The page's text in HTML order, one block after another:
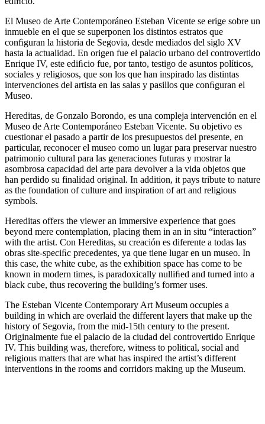
El Museo de Arte Contemporáneo Esteban Vicente se erige sobre un
inmueble en el que se superponen los distintos estratos que
conﬁguran la historia de Segovia, desde mediados del siglo XV
hasta la actualidad. En origen fue el palacio urbano del controvertido
Enrique IV, este ediﬁcio fue, por tanto, testigo de asuntos políticos,
sociales y religiosos, que son los que han inspirado las distintas
intervenciones del artista en las salas y pasillos que conﬁguran el
Museo.
Hereditas, de Gonzalo Borondo, es una compleja intervención en el
Museo de Arte Contemporáneo Esteban Vicente. Su objetivo es
cuestionar el pasado a partir de los presupuestos del presente, en
particular, reconocer el museo como un lugar para preservar nuestro
patrimonio cultural para las generaciones futuras y mostrar la
asombrosa capacidad del arte para devolver a la vida objetos que
han perdido su finalidad original. In addition, it pays tribute to nature
as the foundation of culture and inspiration of art and religious
symbols.
Hereditas offers the viewer an immersive experience that goes
beyond mere contemplation, placing them in an in situ “interaction”
with the artist. Con Hereditas, su creación es diferente a todas las
obras site-speciﬁc precedentes, ya que tiene lugar en un museo. In
this case, the white cube, as the exhibition space has come to be
known in modern times, is paradoxically nulliﬁed and turned into a
black cube, thus recovering the building’s former uses.
The Esteban Vicente Contemporary Art Museum occupies a
building in which are overlaid the different layers that make up the
history of Segovia, from the mid-15th century to the present.
Originalmente fue el palacio de la ciudad del controvertido Enrique
IV. This building was, therefore, witness to political, social and
religious matters that are what has inspired the artist’s different
interventions in the rooms and corridors making up the Museum.